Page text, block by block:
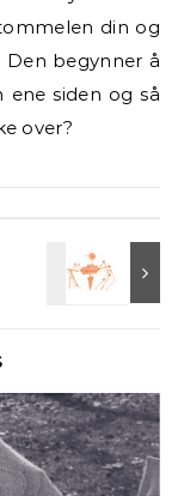
din og
begynner å
ene siden og så
over?